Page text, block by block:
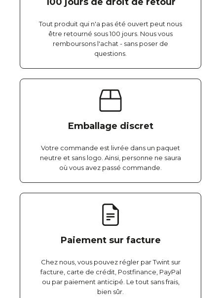
Tout produit qui n'a pas été ouvert peut nous
être retourné sous 100 jours. Nous vous
remboursons l'achat - sans poser de
questions.
Emballage discret
Votre commande est livrée dans un paquet
neutre et sans logo. Ainsi, personne ne saura
où vous avez passé commande.
Paiement sur facture
Chez nous, vous pouvez régler par Twint sur
facture, carte de crédit, Postfinance, PayPal
ou par paiement anticipé. Le tout sans frais,
bien sûr.